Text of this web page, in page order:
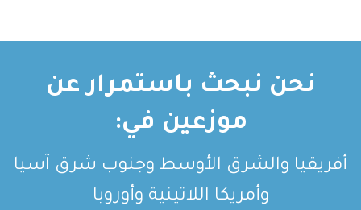
نحن نبحث باستمرار عن
موزعين في:
أفريقيا والشرق الأوسط وجنوب شرق آسيا
وأمريكا اللاتينية وأوروبا